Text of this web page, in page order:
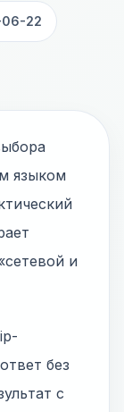
22
языком
и
без
с